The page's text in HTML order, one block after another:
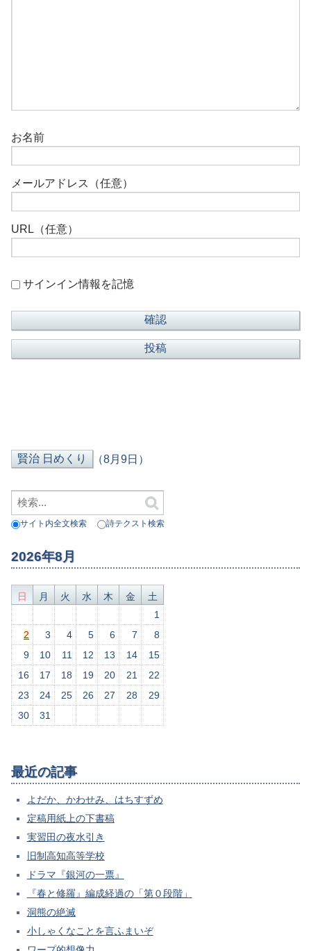
お名前
メールアドレス（任意）
URL（任意）
サインイン情報を記憶
（8月9日）
サイト内全文検索 詩テクスト検索
2026年8月
日 月 火 水 木 金
土
1
2
3 4 5 6 7
8
9
10 11 12 13 14
15
16
17 18 19 20 21
22
23
24 25 26 27 28
29
30
31
最近の記事
よだか、かわせみ、はちすずめ
定稿用紙上の下書稿
実習田の夜水引き
旧制高知高等学校
ドラマ『銀河の一票』
『春と修羅』編成経過の「第０段階」
洞熊の絶滅
小しゃくなことを言ふまいぞ